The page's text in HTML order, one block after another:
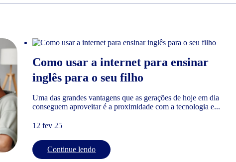
Como usar a internet para ensinar
inglês para o seu filho
Uma das grandes vantagens que as gerações de hoje em dia
conseguem aproveitar é a proximidade com a tecnologia e...
12 fev 25
Continue lendo